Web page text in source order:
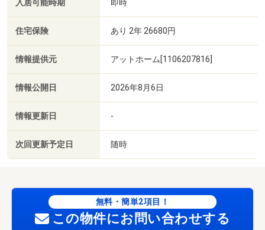
入居可能時期 即時
住宅保険 あり 2年 26680円
情報提供元 アットホーム[1106207816]
情報公開日 2026年8月6日
情報更新日 -
次回更新予定日 随時
無料・簡単2項目！
この物件にお問い合わせする